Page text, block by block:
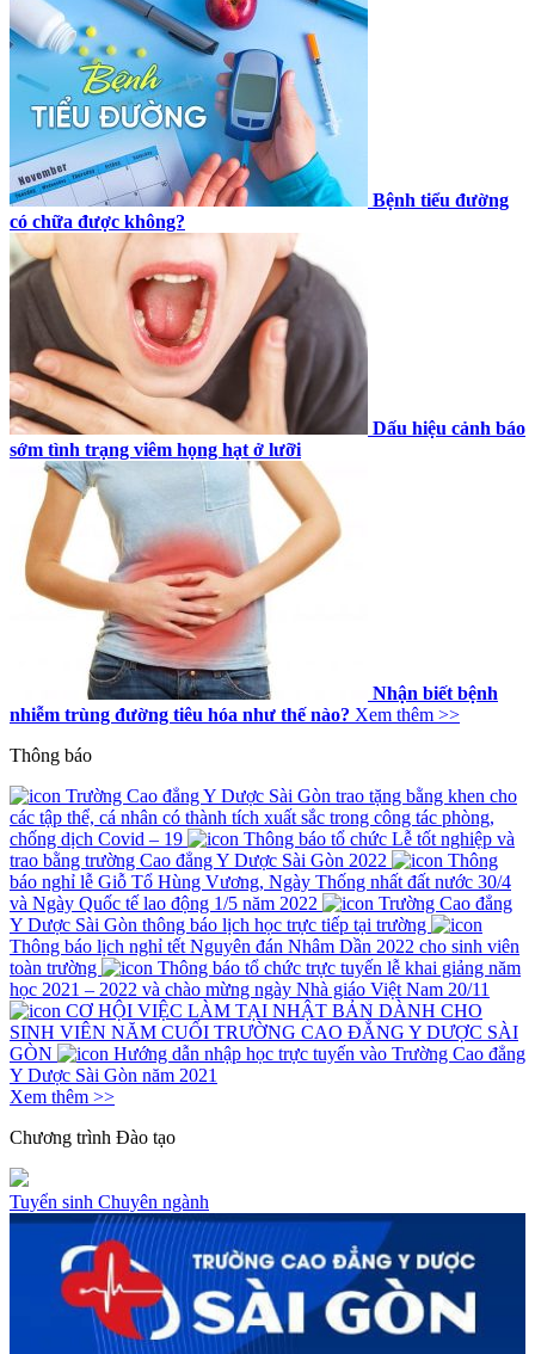
Bệnh tiểu đường
có chữa được không?
Dấu hiệu cảnh báo
sớm tình trạng viêm họng hạt ở lưỡi
Nhận biết bệnh
nhiễm trùng đường tiêu hóa như thế nào? Xem thêm >>
Thông báo
Trường Cao đẳng Y Dược Sài Gòn trao tặng bằng khen cho
các tập thể, cá nhân có thành tích xuất sắc trong công tác phòng,
chống dịch Covid – 19
Thông báo tổ chức Lễ tốt nghiệp và
trao bằng trường Cao đẳng Y Dược Sài Gòn 2022
Thông
báo nghỉ lễ Giỗ Tổ Hùng Vương, Ngày Thống nhất đất nước 30/4
và Ngày Quốc tế lao động 1/5 năm 2022
Trường Cao đẳng
Y Dược Sài Gòn thông báo lịch học trực tiếp tại trường
Thông báo lịch nghỉ tết Nguyên đán Nhâm Dần 2022 cho sinh viên
toàn trường
Thông báo tổ chức trực tuyến lễ khai giảng năm
học 2021 – 2022 và chào mừng ngày Nhà giáo Việt Nam 20/11
CƠ HỘI VIỆC LÀM TẠI NHẬT BẢN DÀNH CHO
SINH VIÊN NĂM CUỐI TRƯỜNG CAO ĐẲNG Y DƯỢC SÀI
GÒN
Hướng dẫn nhập học trực tuyến vào Trường Cao đẳng
Y Dược Sài Gòn năm 2021
Xem thêm >>
Chương trình Đào tạo
Tuyển sinh Chuyên ngành